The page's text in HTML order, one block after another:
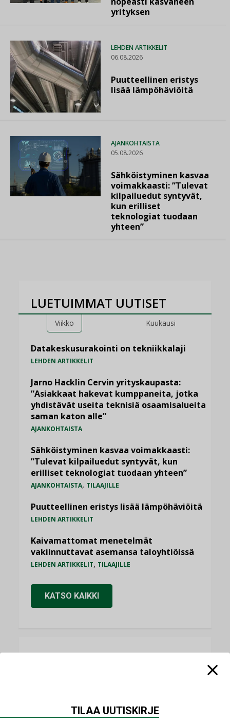
yrityksen
LEHDEN ARTIKKELIT
06.08.2026
Puutteellinen eristys
lisää lämpöhäviöitä
AJANKOHTAISTA
05.08.2026
Sähköistyminen kasvaa
voimakkaasti: ”Tulevat
kilpailuedut syntyvät,
kun erilliset
teknologiat tuodaan
yhteen”
LUETUIMMAT UUTISET
Viikko Kuukausi
Datakeskusurakointi on tekniikkalaji
LEHDEN ARTIKKELIT
Jarno Hacklin Cervin yrityskaupasta:
”Asiakkaat hakevat kumppaneita, jotka
yhdistävät useita teknisiä osaamisalueita
saman katon alle”
AJANKOHTAISTA
Sähköistyminen kasvaa voimakkaasti:
”Tulevat kilpailuedut syntyvät, kun
erilliset teknologiat tuodaan yhteen”
AJANKOHTAISTA, TILAAJILLE
Puutteellinen eristys lisää lämpöhäviöitä
LEHDEN ARTIKKELIT
Kaivamattomat menetelmät
vakiinnuttavat asemansa taloyhtiöissä
LEHDEN ARTIKKELIT, TILAAJILLE
KATSO KAIKKI
TILAA UUTISKIRJE